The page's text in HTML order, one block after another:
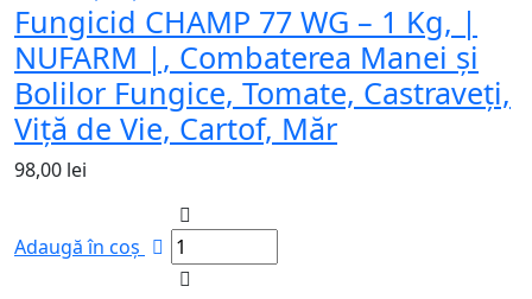
Fungicid CHAMP 77 WG – 1 Kg, |
NUFARM |, Combaterea Manei și
Bolilor Fungice, Tomate, Castraveți,
Viță de Vie, Cartof, Măr
98,00 lei
Adaugă în coș